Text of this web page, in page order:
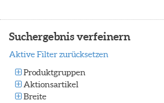
Suchergebnis verfeinern
Aktive Filter zurücksetzen
Produktgruppen
Aktionsartikel
Breite